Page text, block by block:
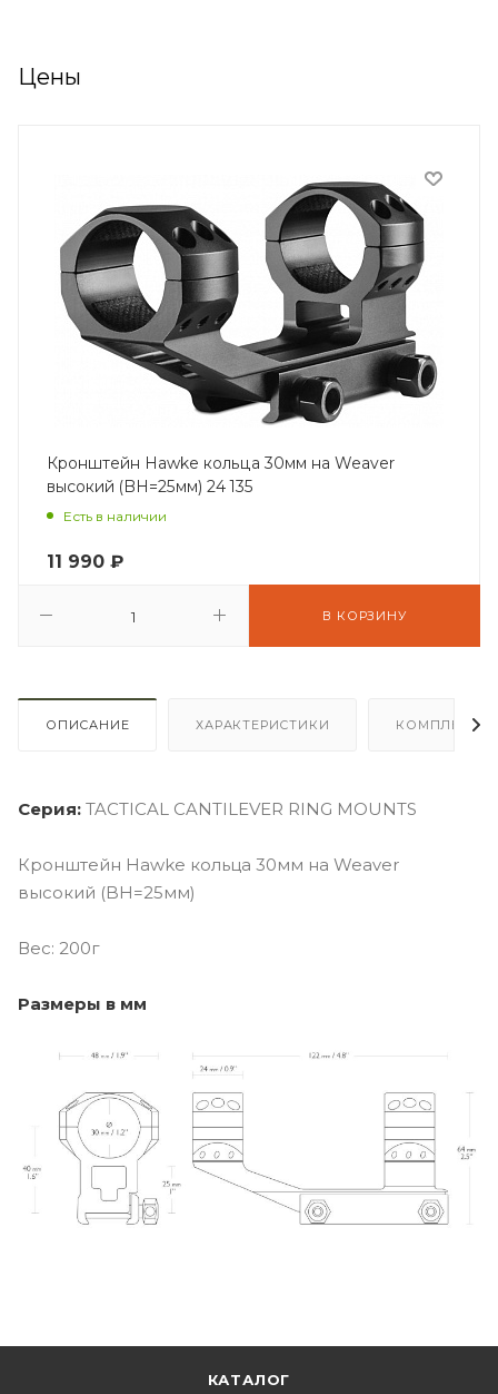
Цены
Кронштейн Hawke кольца 30мм на Weaver
высокий (BH=25мм) 24 135
Есть в наличии
11 990 ₽
В КОРЗИНУ
ОПИСАНИЕ ХАРАКТЕРИСТИКИ
Серия: TACTICAL CANTILEVER RING MOUNTS
Кронштейн Hawke кольца 30мм на Weaver
высокий (BH=25мм)
Вес: 200г
Размеры в мм
КАТАЛОГ